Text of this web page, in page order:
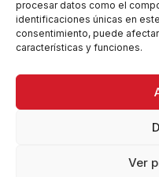
procesar datos como el
identificaciones únicas en
consentimiento, puede
características y funciones.
Ver
NUESTRAS RRSS
Política de cookies
Política de calidad
Requisitos de